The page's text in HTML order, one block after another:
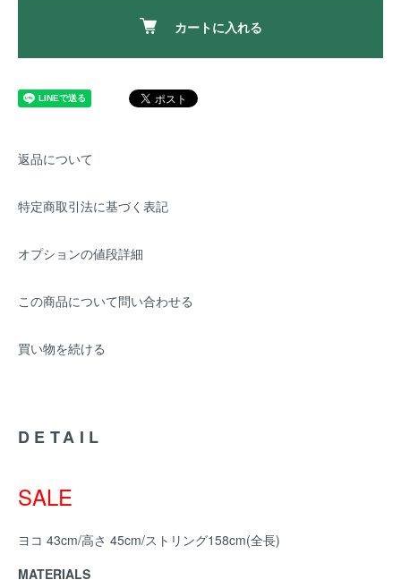
カートに入れる
返品について
特定商取引法に基づく表記
オプションの値段詳細
この商品について問い合わせる
買い物を続ける
DETAIL
SALE
ヨコ 43cm/高さ 45cm/ストリング158cm(全長)
MATERIALS